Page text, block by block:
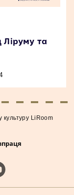
Ліруму та
культуру LiRoom